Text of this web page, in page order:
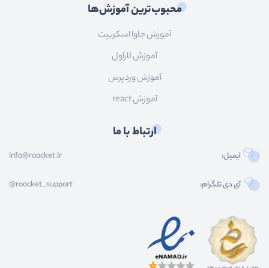
محبوب‌ترین آموزش‌ها
آموزش جاوا اسکریپت
آموزش لاراول
آموزش وردپرس
آموزش react
ارتباط با ما
ایمیل: info@roocket.ir
آی دی تلگرام: @roocket_support